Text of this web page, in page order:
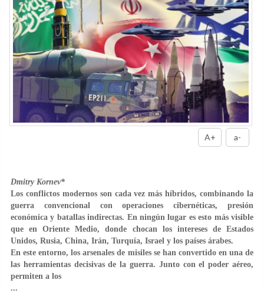
A+ a-
Dmitry Kornev*
Los conflictos modernos son cada vez más híbridos, combinando la
guerra convencional con operaciones cibernéticas, presión
económica y batallas indirectas. En ningún lugar es esto más visible
que en Oriente Medio, donde chocan los intereses de Estados
Unidos, Rusia, China, Irán, Turquía, Israel y los países árabes.
En este entorno, los arsenales de misiles se han convertido en una de
las herramientas decisivas de la guerra. Junto con el poder aéreo,
permiten a los
...